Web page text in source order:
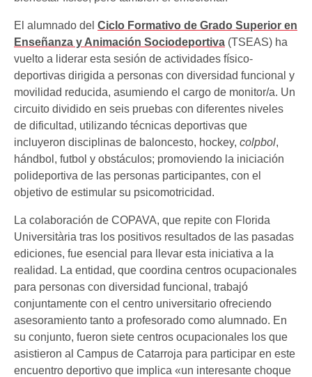
El alumnado del Ciclo Formativo de Grado Superior en
Enseñanza y Animación Sociodeportiva (TSEAS) ha
vuelto a liderar esta sesión de actividades físico-
deportivas dirigida a personas con diversidad funcional y
movilidad reducida, asumiendo el cargo de monitor/a. Un
circuito dividido en seis pruebas con diferentes niveles
de dificultad, utilizando técnicas deportivas que
incluyeron disciplinas de baloncesto, hockey, colpbol,
hándbol, futbol y obstáculos; promoviendo la iniciación
polideportiva de las personas participantes, con el
objetivo de estimular su psicomotricidad.
La colaboración de COPAVA, que repite con Florida
Universitària tras los positivos resultados de las pasadas
ediciones, fue esencial para llevar esta iniciativa a la
realidad. La entidad, que coordina centros ocupacionales
para personas con diversidad funcional, trabajó
conjuntamente con el centro universitario ofreciendo
asesoramiento tanto a profesorado como alumnado. En
su conjunto, fueron siete centros ocupacionales los que
asistieron al Campus de Catarroja para participar en este
encuentro deportivo que implica «un interesante choque